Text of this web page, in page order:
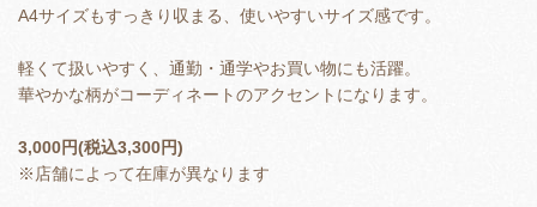
A4サイズもすっきり収まる、使いやすいサイズ感です。
軽くて扱いやすく、通勤・通学やお買い物にも活躍。
華やかな柄がコーディネートのアクセントになります。
3,000円(税込3,300円)
※店舗によって在庫が異なります